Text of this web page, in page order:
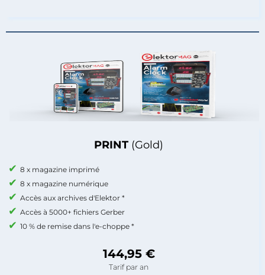
PRINT (Gold)
8 x magazine imprimé
8 x magazine numérique
Accès aux archives d'Elektor *
Accès à 5000+ fichiers Gerber
10 % de remise dans l'e-choppe *
144,95 €
Tarif par an